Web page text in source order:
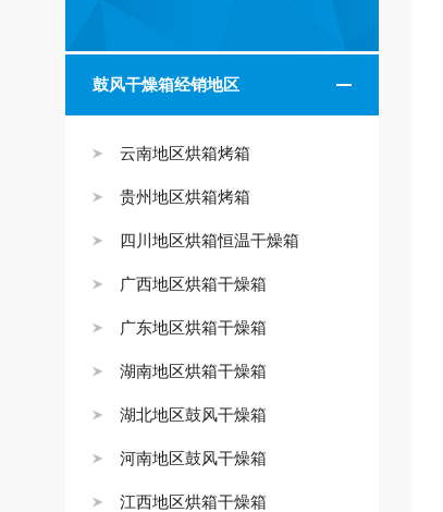
鼓风干燥箱经销地区
云南地区烘箱烤箱
贵州地区烘箱烤箱
四川地区烘箱恒温干燥箱
广西地区烘箱干燥箱
广东地区烘箱干燥箱
湖南地区烘箱干燥箱
湖北地区鼓风干燥箱
河南地区鼓风干燥箱
江西地区烘箱干燥箱